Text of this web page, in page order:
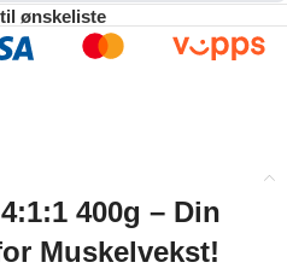
3-4
342.02
ønskeliste
400g – Din
Muskelvekst!